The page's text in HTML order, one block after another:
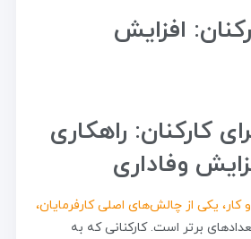
افزایش
کارکنان: راهکاری
وفاداری
یکی از چالش‌های اصلی کارفرمایان،
برتر است. کارکنانی که به